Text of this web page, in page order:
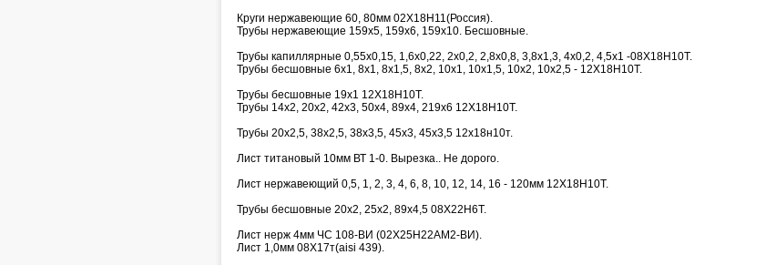
Круги нержавеющие 60, 80мм 02Х18Н11(Россия).
Трубы нержавеющие 159х5, 159х6, 159х10. Бесшовные.
Трубы капиллярные 0,55х0,15, 1,6х0,22, 2х0,2, 2,8х0,8, 3,8х1,3, 4х0,2, 4,5х1 -08Х18Н10Т.
Трубы бесшовные 6х1, 8х1, 8х1,5, 8х2, 10х1, 10х1,5, 10х2, 10х2,5 - 12Х18Н10Т.
Трубы бесшовные 19х1 12Х18Н10Т.
Трубы 14х2, 20х2, 42х3, 50х4, 89х4, 219х6 12Х18Н10Т.
Трубы 20х2,5, 38х2,5, 38х3,5, 45х3, 45х3,5 12х18н10т.
Лист титановый 10мм ВТ 1-0. Вырезка.. Не дорого.
Лист нержавеющий 0,5, 1, 2, 3, 4, 6, 8, 10, 12, 14, 16 - 120мм 12Х18Н10Т.
Трубы бесшовные 20х2, 25х2, 89х4,5 08Х22Н6Т.
Лист нерж 4мм ЧС 108-ВИ (02Х25Н22АМ2-ВИ).
Лист 1,0мм 08Х17т(aisi 439).